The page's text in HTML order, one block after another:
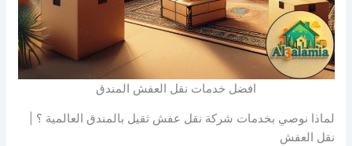
افضل خدمات نقل العفش المندق
لماذا نوصي بخدمات شركة نقل عفش ثقيل بالمندق العالمية ؟ |
نقل العفش